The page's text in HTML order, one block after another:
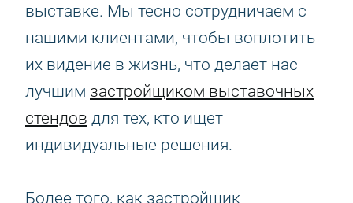
выставке. Мы тесно сотрудничаем с
нашими клиентами, чтобы воплотить
их видение в жизнь, что делает нас
лучшим застройщиком выставочных
стендов для тех, кто ищет
индивидуальные решения.
Более того, как застройщик